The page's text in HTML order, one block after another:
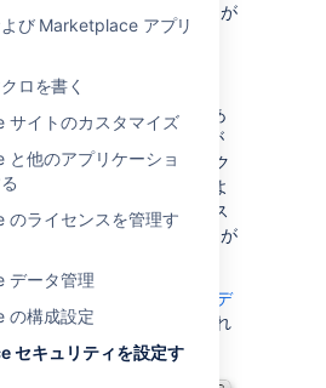
び Marketplace アプリ
ロを書く
サイトのカスタマイズ
と他のアプリケーショ
のライセンスを管理す
データ管理
の構成設定
セキュリティを設定す
了のたび、またはブラウザーが
に有効期限が切れます。
クラスタ化されている場
キーは無視されます。
報を記憶する」cookie であ
は、ユーザーが
ージの [情報を保存] チェック
択すると、Confluence によ
ます。Confluence がクラス
いる場合は、[情報を保存] が
強制的に実行されます。
ウィキペデ
に関するページ
に記載され